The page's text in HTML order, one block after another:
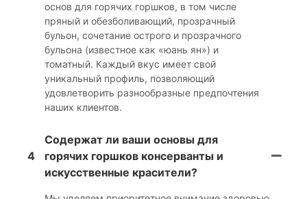
основ для горячих горшков, в том числе
пряный и обезболивающий, прозрачный
бульон, сочетание острого и прозрачного
бульона (известное как «юань ян») и
томатный. Каждый вкус имеет свой
уникальный профиль, позволяющий
удовлетворить разнообразные предпочтения
наших клиентов.
4
Содержат ли ваши основы для
горячих горшков консерванты и
искусственные красители?